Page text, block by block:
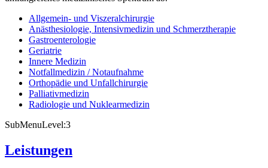
Allgemein- und Viszeralchirurgie
Anästhesiologie, Intensivmedizin und Schmerztherapie
Gastroenterologie
Geriatrie
Innere Medizin
Notfallmedizin / Notaufnahme
Orthopädie und Unfallchirurgie
Palliativmedizin
Radiologie und Nuklearmedizin
SubMenuLevel:3
Leistungen